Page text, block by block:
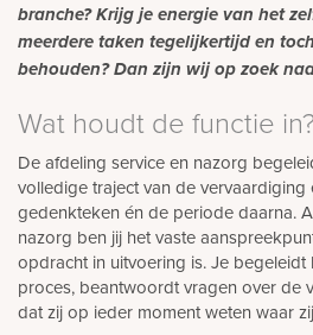
ons
Duurzaamheid Winkels
Bekijk
ook:
branche? Krijg je energie van het
meerdere taken tegelijkertijd en
behouden? Dan zijn wij op zoek
Wat houdt de functie
De afdeling service en nazorg
volledige traject van de vervaardiging
gedenkteken én de periode daarna.
nazorg ben jij het vaste
opdracht in uitvoering is. Je begeleidt
proces, beantwoordt vragen over de
dat zij op ieder moment weten waar